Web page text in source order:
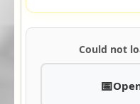
Could not